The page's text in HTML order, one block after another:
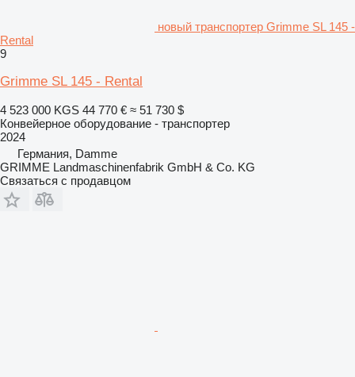
новый транспортер Grimme SL 145 -
Rental
9
Grimme SL 145 - Rental
4 523 000 KGS 44 770 € ≈ 51 730 $
Конвейерное оборудование - транспортер
2024
Германия, Damme
GRIMME Landmaschinenfabrik GmbH & Co. KG
Связаться с продавцом